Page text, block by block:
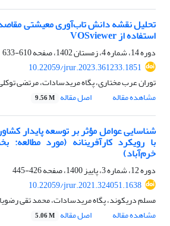
تحلیل نقشه دانش تاب‌آوری معیشتی
استفاده از VOSviewer
دوره 14، شماره 4، زمستان 1402، صفحه
610-633
10.22059/jrur.2023.361233.1851
توران عرب مختاری، پگاه مریدسادات، مرتضی
مشاهده مقاله
اصل مقاله 9.56 M
شناسایی عوامل مؤثر بر توسعه پایدار
با رویکرد کارآفرینانه (مورد
خرم‌آباد)
دوره 12، شماره 3، پاییز 1400، صفحه
426-445
10.22059/jrur.2021.324051.1638
مسلم دریکوند، پگاه مریدسادات، محمد تقی
مشاهده مقاله
اصل مقاله 5.06 M